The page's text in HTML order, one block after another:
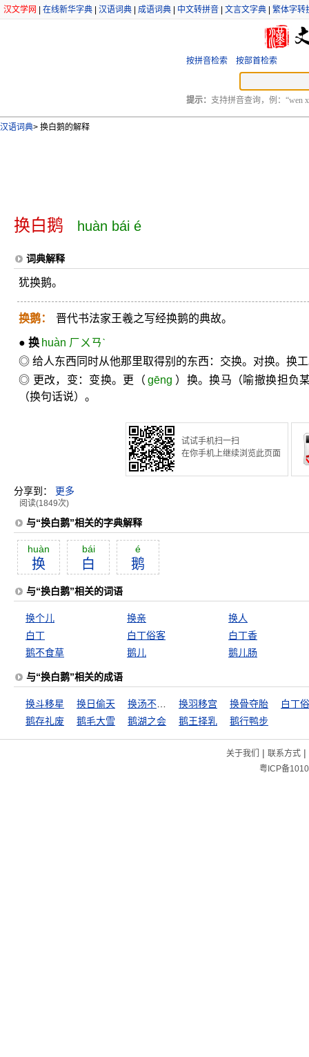
汉文学网 在线新华字典 汉语词典 成语词典 中文转拼音 文言文字典 繁体字转
按拼音检索 按部首检索
提示： 支持拼音查询，例：“wen
汉语词典> 换白鹅的解释
换白鹅 huàn bái é
词典解释
犹换鹅。
换鹅： 晋代书法家王羲之写经换鹅的典故。
● 换 huàn ㄏㄨㄢˋ
◎ 给人东西同时从他那里取得别的东西：交换。对换。换
◎ 更改，变：变换。更（ gēng ）换。换马（喻撤换担负
（换句话说）。
试试手机扫一扫
在你手机上继续浏览此页面
分享到： 更多
阅读(1849次)
与“换白鹅”相关的字典解释
huàn
换
bái
白
é
鹅
与“换白鹅”相关的词语
换个儿 换亲
换人
白丁
白丁俗客
白丁香
鹅不食草
鹅儿 鹅儿肠
与“换白鹅”相关的成语
换斗移星 换日偷天 换羽移宫 换骨夺胎
白丁
鹅存礼废
鹅毛大雪 鹅湖之会 鹅王择乳 鹅行鸭步
关于我们 | 联系方式|
粤ICP备